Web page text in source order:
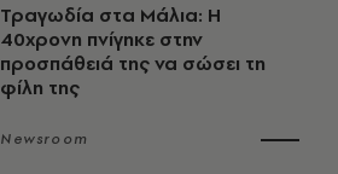
Τραγωδία στα Μάλια: Η
40χρονη πνίγηκε στην
προσπάθειά της να σώσει τη
φίλη της
Newsroom